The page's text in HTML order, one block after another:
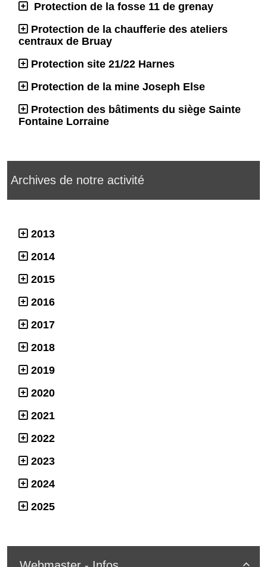
Protection de la fosse 11 de grenay
Protection de la chaufferie des ateliers
centraux de Bruay
Protection site 21/22 Harnes
Protection de la mine Joseph Else
Protection des bâtiments du siège Sainte
Fontaine Lorraine
Archives de notre activité
2013
2014
2015
2016
2017
2018
2019
2020
2021
2022
2023
2024
2025
